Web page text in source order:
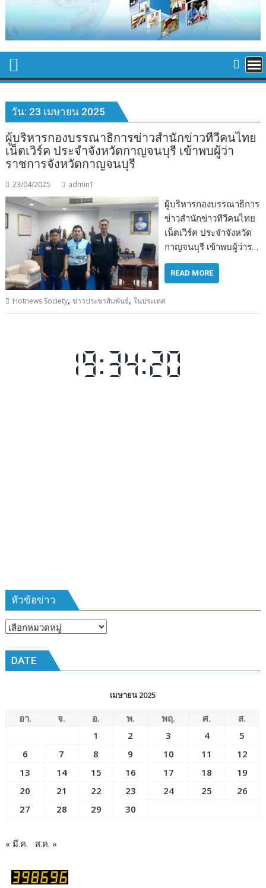
วัน: 23 เมษายน 2025
ผู้บริหารกองบรรณาธิการข่าวสำนักข่าวทีวีคนไทย
เน็ตเวิร์ค ประจำจังหวัดกาญจนบุรี เข้าพบผู้ว่า
ราชการจังหวัดกาญจนบุรี
23/04/2025 admin1
ผู้บริหารกองบรรณาธิการ
ข่าวสำนักข่าวทีวีคนไทย
เน็ตเวิร์ค ประจำจังหวัด
กาญจนบุรี เข้าพบผู้ว่าร…
READ MORE
Hotnews Society,ข่าวประชาสัมพันธ์,ในประเทศ
หัวข้อข่าว
หัวข้อ
DATE
เมษายน 2025
อา. จ. อ. พ. พฤ. ศ.
ส.
1
2 3 4
5
6
7 8 9 10 11
12
13
14 15 16 17 18
19
20
21 22 23 24 25
26
27
28 29 30
« มี.ค. ส.ค. »